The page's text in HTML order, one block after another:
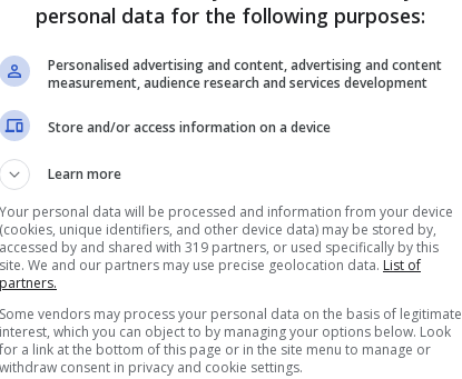
di Giovanni,
Liguria"
personal data for the following purposes:
Personalised advertising and content, advertising and content
measurement, audience research and services development
Store and/or access information on a device
Learn more
Your personal data will be processed and information from your device
(cookies, unique identifiers, and other device data) may be stored by,
accessed by and shared with 319 partners, or used specifically by this
site. We and our partners may use precise geolocation data. List of
partners.
Some vendors may process your personal data on the basis of legitimate
interest, which you can object to by managing your options below. Look
for a link at the bottom of this page or in the site menu to manage or
withdraw consent in privacy and cookie settings.